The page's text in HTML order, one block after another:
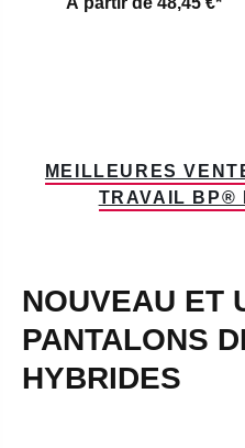
MEILLEURES
TRAVAIL BP®
NOUVEAU ET
PANTALONS
HYBRIDES